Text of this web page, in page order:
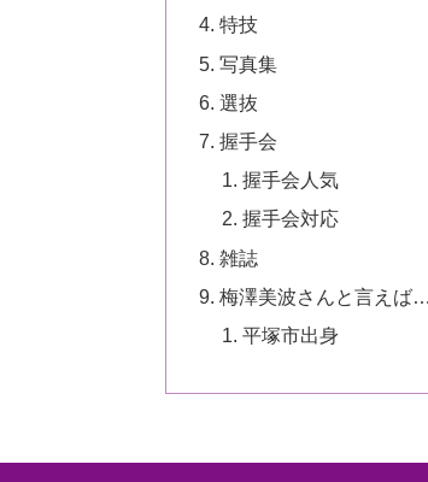
特技
写真集
選抜
握手会
握手会人気
握手会対応
雑誌
梅澤美波さんと言えば…
平塚市出身